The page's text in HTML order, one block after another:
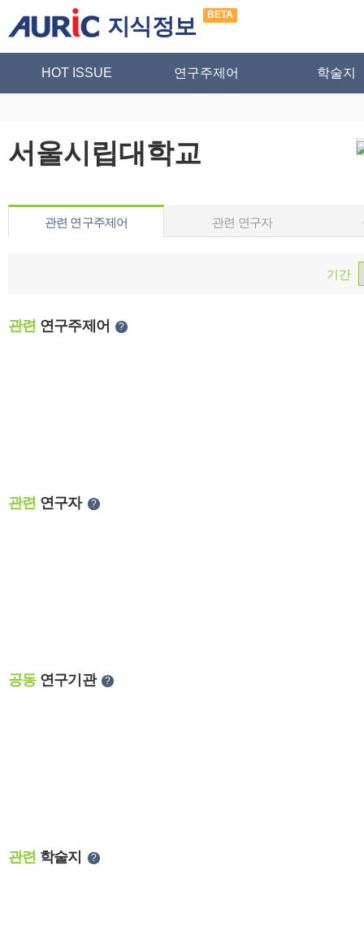
지식정보 BETA
HOT ISSUE 연구주제어 학술지
서울시립대학교
관련 연구주제어 관련 연구자
기간
관련 연구주제어 ?
관련 연구자 ?
공동연구기관 ?
관련 학술지 ?